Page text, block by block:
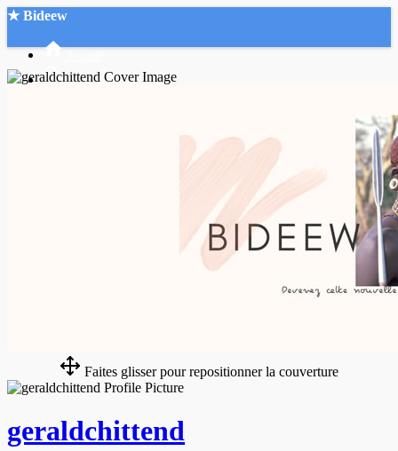
★ Bideew
Faites glisser pour repositionner la couverture
geraldchittend